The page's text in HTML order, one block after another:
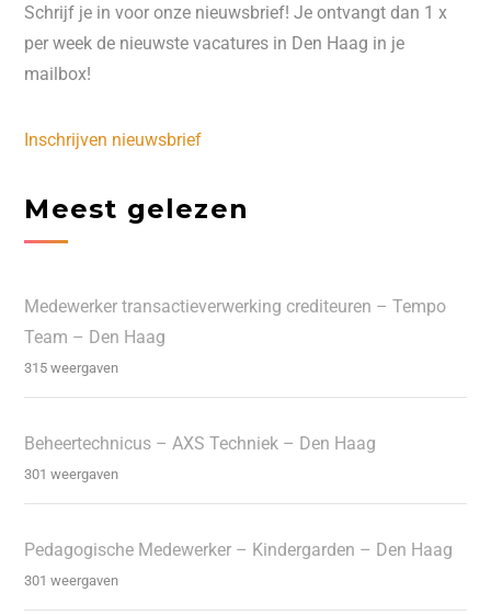
Schrijf je in voor onze nieuwsbrief! Je ontvangt dan 1 x
per week de nieuwste vacatures in Den Haag in je
mailbox!
Inschrijven nieuwsbrief
Meest gelezen
Medewerker transactieverwerking crediteuren – Tempo
Team – Den Haag
315 weergaven
Beheertechnicus – AXS Techniek – Den Haag
301 weergaven
Pedagogische Medewerker – Kindergarden – Den Haag
301 weergaven